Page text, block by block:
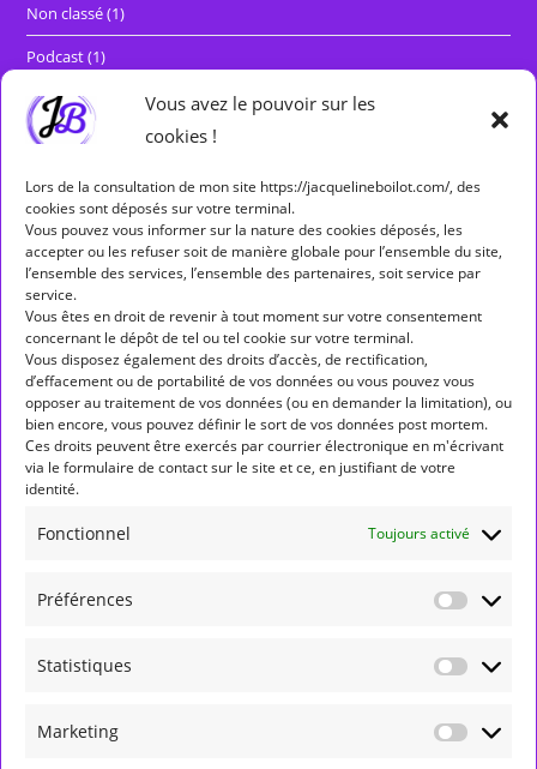
Vous avez le pouvoir sur les
cookies !
Lors de la consultation de mon site https://jacquelineboilot.com/, des
cookies sont déposés sur votre terminal.
Vous pouvez vous informer sur la nature des cookies déposés, les
accepter ou les refuser soit de manière globale pour l’ensemble du site,
l’ensemble des services, l’ensemble des partenaires, soit service par
service.
Vous êtes en droit de revenir à tout moment sur votre consentement
concernant le dépôt de tel ou tel cookie sur votre terminal.
Vous disposez également des droits d’accès, de rectification,
d’effacement ou de portabilité de vos données ou vous pouvez vous
opposer au traitement de vos données (ou en demander la limitation), ou
bien encore, vous pouvez définir le sort de vos données post mortem.
Ces droits peuvent être exercés par courrier électronique en m'écrivant
via le formulaire de contact sur le site et ce, en justifiant de votre
identité.
Fonctionnel Toujours activé
Préférences
Statistiques
Marketing
Non classé(1)
Podcast(1)
Rétrogradations et marches directes(29)
Séminaires
Étiquettes
ALLÔ ALLÔ MERCURE ASPECT ASPECTS
ASTROLOGIE ASTROLOGIE HUMANISTE
ASTROLOGIE MONDIALE ASTÉROÏDES BALANCE
BÉLIER CANCER CAPRICORNE CARRÉ
CONJONCTION ENTRÉE DE PLANÈTE EN SIGNE
FORMATION JUNON
LUNAISON
OPPOSITION POISSONS
SÉMINAIRE